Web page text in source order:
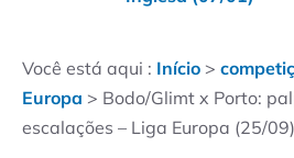
Você está aqui : Início >
Europa > Bodo/Glimt x Porto:
escalações – Liga Europa (25/09)